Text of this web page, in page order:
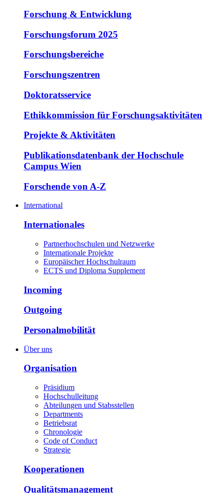
Forschung & Entwicklung
Forschungsforum 2025
Forschungsbereiche
Forschungszentren
Doktoratsservice
Ethikkommission für Forschungsaktivitäten
Projekte & Aktivitäten
Publikationsdatenbank der Hochschule
Campus Wien
Forschende von A-Z
International
Internationales
Partnerhochschulen und Netzwerke
Internationale Projekte
Europäischer Hochschulraum
ECTS und Diploma Supplement
Incoming
Outgoing
Personalmobilität
Über uns
Organisation
Präsidium
Hochschulleitung
Abteilungen und Stabsstellen
Departments
Betriebsrat
Chronologie
Code of Conduct
Strategie
Kooperationen
Qualitätsmanagement